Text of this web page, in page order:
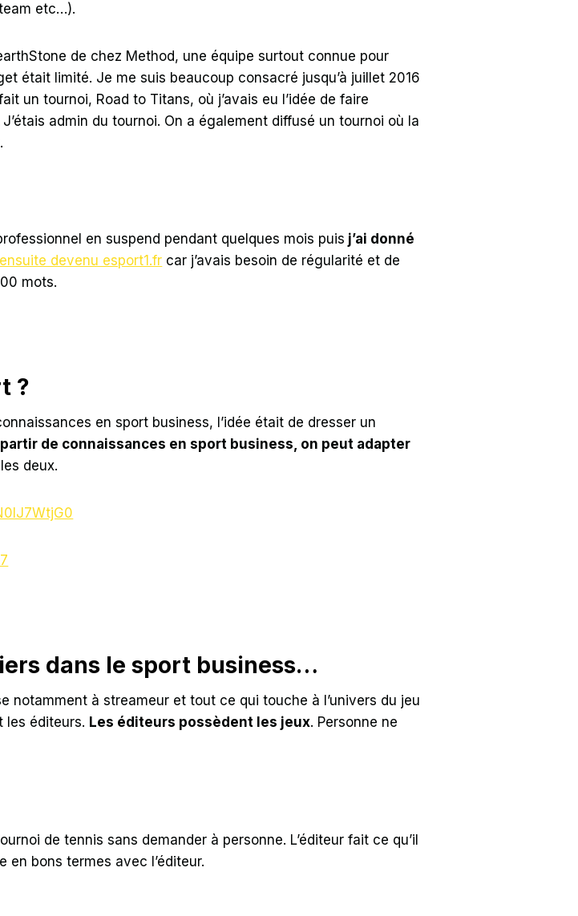
etc…).
de chez Method, une équipe surtout connue pour
était limité. Je me suis beaucoup consacré jusqu’à juillet 2016
un tournoi, Road to Titans, où j’avais eu l’idée de faire
admin du tournoi. On a également diffusé un tournoi où la
en suspend pendant quelques mois puis j’ai donné
devenu esport1.fr car j’avais besoin de régularité et de
mots.
?
en sport business, l’idée était de dresser un
de connaissances en sport business, on peut adapter
deux.
dans le sport business…
notamment à streameur et tout ce qui touche à l’univers du jeu
les éditeurs. Les éditeurs possèdent les jeux. Personne ne
de tennis sans demander à personne. L’éditeur fait ce qu’il
en bons termes avec l’éditeur.